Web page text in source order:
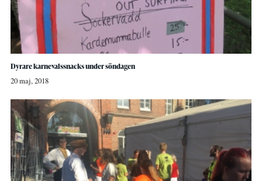
Dyrare karnevalssnacks under söndagen
20 maj, 2018